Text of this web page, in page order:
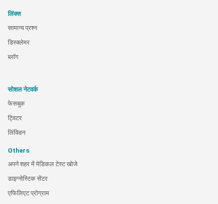
लिंक्स
सामान्य प्रश्न
डिस्क्लेमर
ब्लॉग
सोशल नेटवर्क
फेसबुक
ट्विटर
लिंक्डिन
Others
अपने शहर में मेडिकल टेस्ट खोजे
डाइग्नोस्टिक सेंटर
एफिलिएट प्रोग्राम